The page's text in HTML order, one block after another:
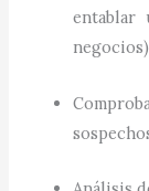
entablar
negocios)